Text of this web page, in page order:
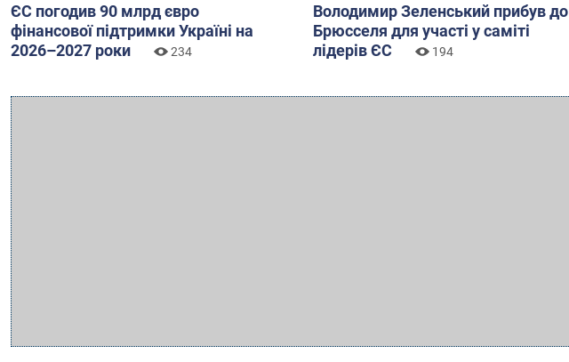
ЄС погодив 90 млрд євро
фінансової підтримки Україні на
2026–2027 роки
234
Володимир Зеленський прибув до
Брюсселя для участі у саміті
лідерів ЄС
194